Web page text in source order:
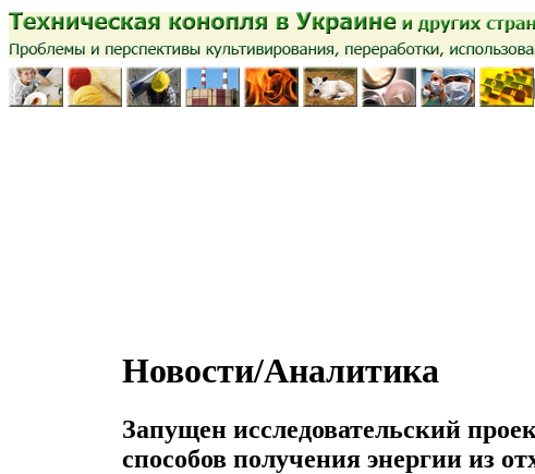
Новости/Аналитика
Запущен исследовательский
способов получения энергии из